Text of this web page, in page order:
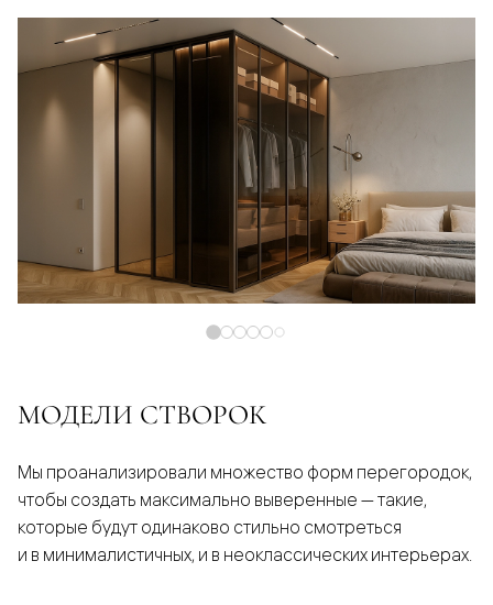
МОДЕЛИ СТВОРОК
Мы проанализировали множество форм перегородок,
чтобы создать максимально выверенные — такие,
которые будут одинаково стильно смотреться
и в минималистичных, и в неоклассических интерьерах.